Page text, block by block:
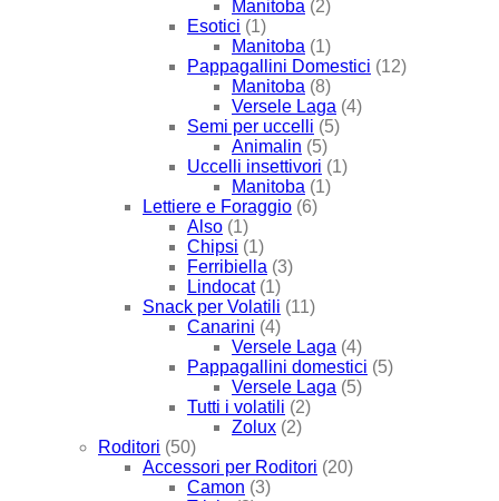
Manitoba (2)
Esotici (1)
Manitoba (1)
Pappagallini Domestici (12)
Manitoba (8)
Versele Laga (4)
Semi per uccelli (5)
Animalin (5)
Uccelli insettivori (1)
Manitoba (1)
Lettiere e Foraggio (6)
Also (1)
Chipsi (1)
Ferribiella (3)
Lindocat (1)
Snack per Volatili (11)
Canarini (4)
Versele Laga (4)
Pappagallini domestici (5)
Versele Laga (5)
Tutti i volatili (2)
Zolux (2)
Roditori (50)
Accessori per Roditori (20)
Camon (3)